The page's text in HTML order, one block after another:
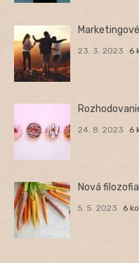
23. 3. 2023 6
24. 8. 2023 6
Nová
5. 5. 2023 6